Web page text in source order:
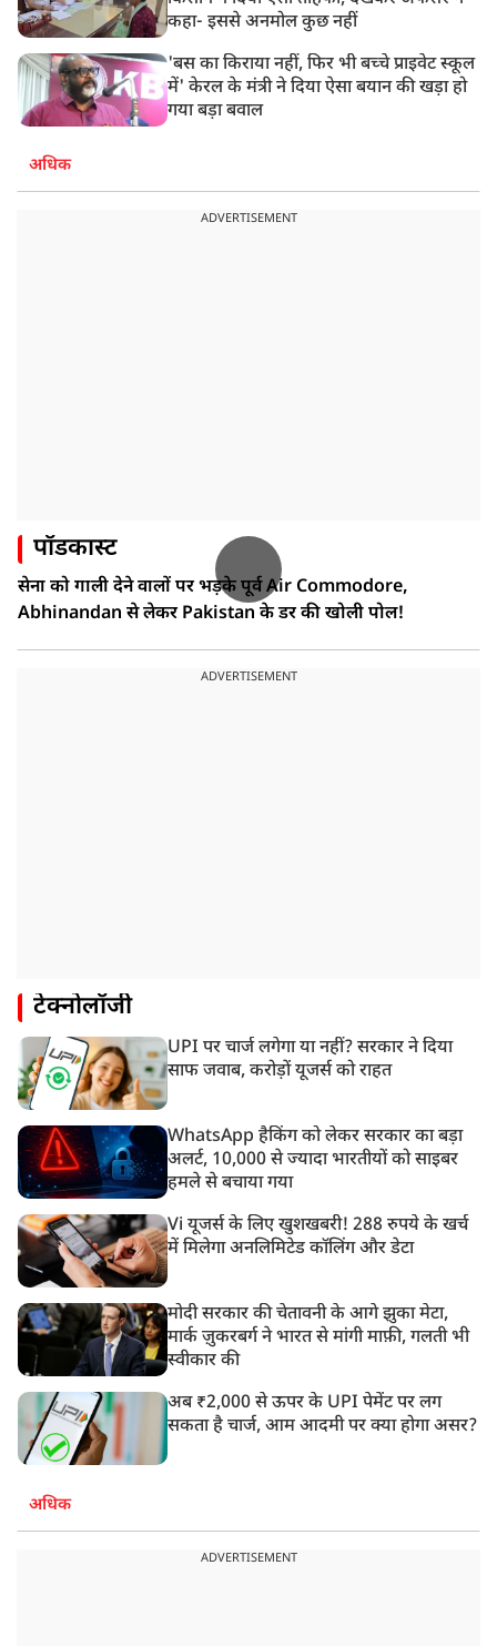
कहा- इससे अनमोल कुछ नहीं
'बस का किराया नहीं, फिर भी बच्चे प्राइवेट स्कूल
में' केरल के मंत्री ने दिया ऐसा बयान की खड़ा हो
गया बड़ा बवाल
अधिक
ADVERTISEMENT
पॉडकास्ट
सेना को गाली देने वालों पर भड़के पूर्व Air Commodore,
Abhinandan से लेकर Pakistan के डर की खोली पोल!
ADVERTISEMENT
टेक्नोलॉजी
UPI पर चार्ज लगेगा या नहीं? सरकार ने दिया
साफ जवाब, करोड़ों यूजर्स को राहत
WhatsApp हैकिंग को लेकर सरकार का बड़ा
अलर्ट, 10,000 से ज्यादा भारतीयों को साइबर
हमले से बचाया गया
Vi यूजर्स के लिए खुशखबरी! 288 रुपये के खर्च
में मिलेगा अनलिमिटेड कॉलिंग और डेटा
मोदी सरकार की चेतावनी के आगे झुका मेटा,
मार्क ज़ुकरबर्ग ने भारत से मांगी माफ़ी, गलती भी
स्वीकार की
अब ₹2,000 से ऊपर के UPI पेमेंट पर लग
सकता है चार्ज, आम आदमी पर क्या होगा असर?
अधिक
ADVERTISEMENT